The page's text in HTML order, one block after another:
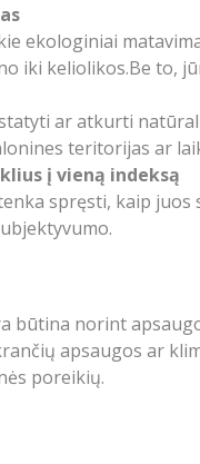
ekologiniai
iki keliolikos.Be to,
ar atkurti
teritorijas ar
į vieną indeksą
spręsti, kaip
būtina norint
apsaugos ar
poreikių.